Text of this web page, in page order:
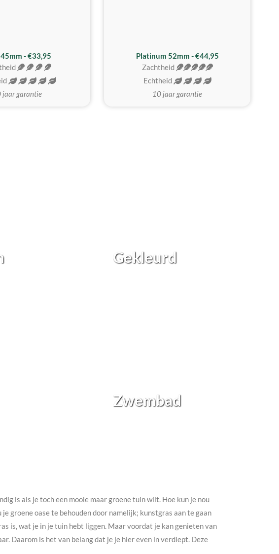
- €33,95
jaar garantie
Platinum 52mm - €44,95
Zachtheid
Echtheid
10 jaar garantie
Gekleurd
Zwembad
is als je toch een mooie maar groene tuin wilt. Hoe kun je nou
groene oase te behouden door namelijk; kunstgras aan te gaan
is, wat je in je tuin hebt liggen. Maar voordat je kan genieten van
Daarom is het van belang dat je je hier even in verdiept. Deze